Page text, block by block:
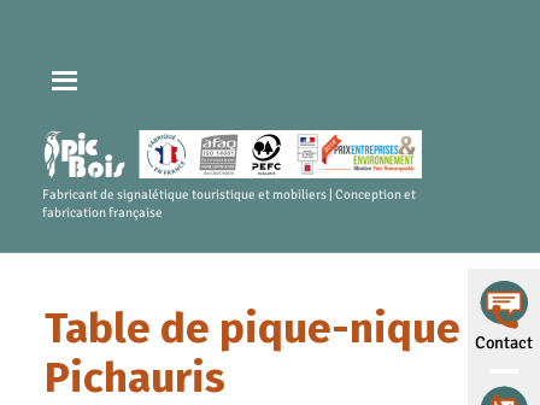
Contact
Fabricant de signalétique touristique et mobiliers | Conception et
fabrication française
Table de pique-nique –
Pichauris